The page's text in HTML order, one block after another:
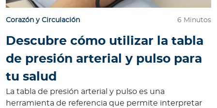
o
r
d
e
s
a
l
Corazón y Circulación 6 Minutos
Descubre cómo utilizar la tabla
de presión arterial y pulso para
tu salud
La tabla de presión arterial y pulso es una
herramienta de referencia que permite interpretar